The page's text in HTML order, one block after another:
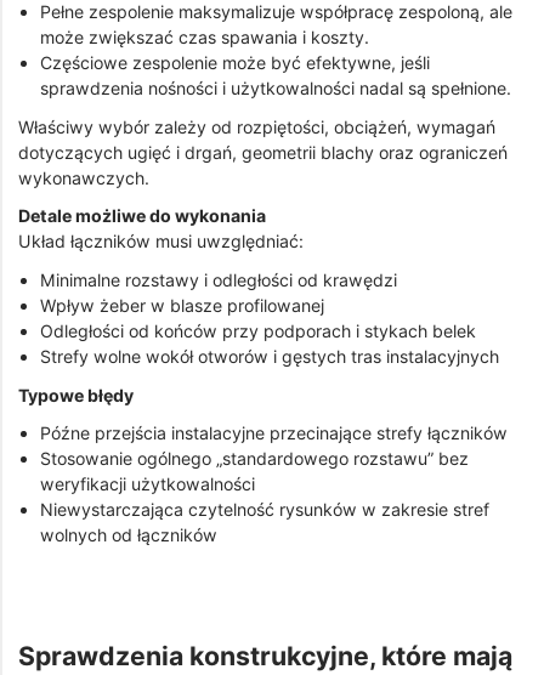
Pełne zespolenie maksymalizuje współpracę zespoloną, ale
może zwiększać czas spawania i koszty.
Częściowe zespolenie może być efektywne, jeśli
sprawdzenia nośności i użytkowalności nadal są spełnione.
Właściwy wybór zależy od rozpiętości, obciążeń, wymagań
dotyczących ugięć i drgań, geometrii blachy oraz ograniczeń
wykonawczych.
Detale możliwe do wykonania
Układ łączników musi uwzględniać:
Minimalne rozstawy i odległości od krawędzi
Wpływ żeber w blasze profilowanej
Odległości od końców przy podporach i stykach belek
Strefy wolne wokół otworów i gęstych tras instalacyjnych
Typowe błędy
Późne przejścia instalacyjne przecinające strefy łączników
Stosowanie ogólnego „standardowego rozstawu” bez
weryfikacji użytkowalności
Niewystarczająca czytelność rysunków w zakresie stref
wolnych od łączników
Sprawdzenia konstrukcyjne, które mają